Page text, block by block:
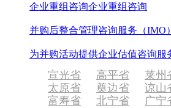
企业重组咨询企业重组咨询
并购后整合管理咨询服务（IMO）
为并购活动提供企业估值咨询服
宣光省 高平省 莱州
太原省
奠边省 谅山
富寿省
北宁省 广宁